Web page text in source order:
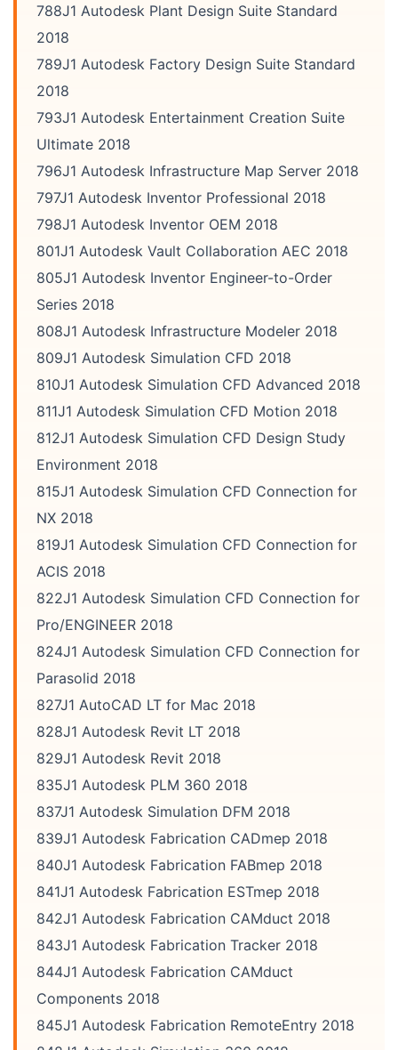
788J1 Autodesk Plant Design Suite Standard
2018
789J1 Autodesk Factory Design Suite Standard
2018
793J1 Autodesk Entertainment Creation Suite
Ultimate 2018
796J1 Autodesk Infrastructure Map Server 2018
797J1 Autodesk Inventor Professional 2018
798J1 Autodesk Inventor OEM 2018
801J1 Autodesk Vault Collaboration AEC 2018
805J1 Autodesk Inventor Engineer-to-Order
Series 2018
808J1 Autodesk Infrastructure Modeler 2018
809J1 Autodesk Simulation CFD 2018
810J1 Autodesk Simulation CFD Advanced 2018
811J1 Autodesk Simulation CFD Motion 2018
812J1 Autodesk Simulation CFD Design Study
Environment 2018
815J1 Autodesk Simulation CFD Connection for
NX 2018
819J1 Autodesk Simulation CFD Connection for
ACIS 2018
822J1 Autodesk Simulation CFD Connection for
Pro/ENGINEER 2018
824J1 Autodesk Simulation CFD Connection for
Parasolid 2018
827J1 AutoCAD LT for Mac 2018
828J1 Autodesk Revit LT 2018
829J1 Autodesk Revit 2018
835J1 Autodesk PLM 360 2018
837J1 Autodesk Simulation DFM 2018
839J1 Autodesk Fabrication CADmep 2018
840J1 Autodesk Fabrication FABmep 2018
841J1 Autodesk Fabrication ESTmep 2018
842J1 Autodesk Fabrication CAMduct 2018
843J1 Autodesk Fabrication Tracker 2018
844J1 Autodesk Fabrication CAMduct
Components 2018
845J1 Autodesk Fabrication RemoteEntry 2018